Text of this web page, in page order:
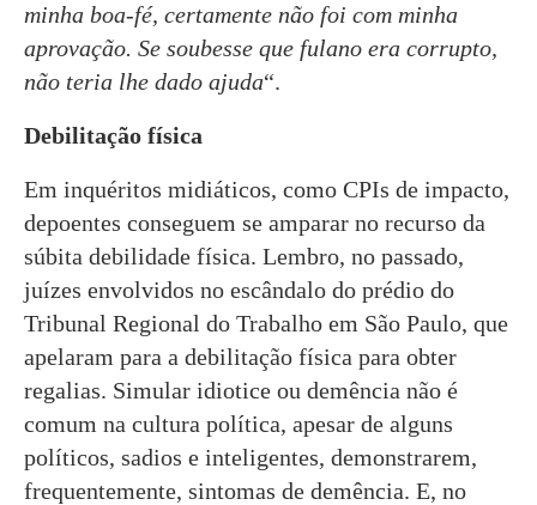
minha boa-fé, certamente não foi com minha
aprovação. Se soubesse que fulano era corrupto,
não teria lhe dado ajuda“.
Debilitação física
Em inquéritos midiáticos, como CPIs de impacto,
depoentes conseguem se amparar no recurso da
súbita debilidade física. Lembro, no passado,
juízes envolvidos no escândalo do prédio do
Tribunal Regional do Trabalho em São Paulo, que
apelaram para a debilitação física para obter
regalias. Simular idiotice ou demência não é
comum na cultura política, apesar de alguns
políticos, sadios e inteligentes, demonstrarem,
frequentemente, sintomas de demência. E, no